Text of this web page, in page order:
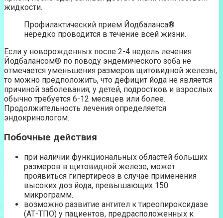
жидкости.
Профилактический прием Йодбаланса®
нередко проводится в течение всей жизни.
Если у новорожденных после 2-4 недель лечения
Йодбалансом® по поводу эндемического зоба не
отмечается уменьшения размеров щитовидной железы,
то можно предположить, что дефицит йода не является
причиной заболевания; у детей, подростков и взрослых
обычно требуется 6-12 месяцев или более.
Продолжительность лечения определяется
эндокринологом.
Побочные действия
при наличии функциональных областей больших
размеров в щитовидной железе, может
проявиться гипертиреоз в случае применения
высоких доз йода, превышающих 150
микрограмм.
возможно развитие антител к тиреопироксидазе
(АТ-ТПО) у пациентов, предрасположенных к